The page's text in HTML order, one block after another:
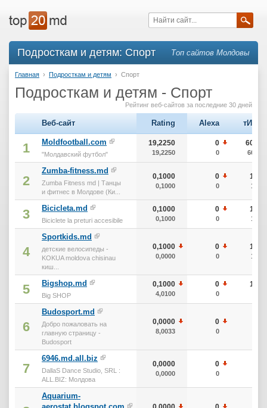
Подросткам и детям: Спорт Топ сайтов Молдовы
Главная › Подросткам и детям › Спорт
Подросткам и детям - Спорт
Рейтинг веб-сайтов за последние 30 дней
Веб-сайт Rating Alexa тИЦ
1 Moldfootball.com
"Молдавский футбол"
19,2250
19,2250
0
0
600
600
2
Zumba-fitness.md
Zumba Fitness md | Танцы
и фитнес в Молдове (Ки...
0,1000
0,1000
0
0
10
10
3 Bicicleta.md
Biciclete la preturi accesibile
0,1000
0,1000
0
0
10
10
4
Sportkids.md
детские велосипеды -
KOKUA moldova chisinau
киш...
0,1000
0,0000
0
0
10
10
5 Bigshop.md
Big SHOP
0,1000
4,0100
0
0
10
6
Budosport.md
Добро пожаловать на
главную страницу -
Budosport
0,0000
8,0033
0
0
7
6946.md.all.biz
DallaS Dance Studio, SRL :
ALL.BIZ: Молдова
0,0000
0,0000
0
0
Aquarium-
aerostat.blogspot.com